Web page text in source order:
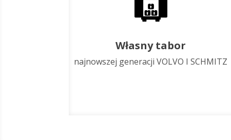
Własny tabor
najnowszej generacji VOLVO I SCHMITZ